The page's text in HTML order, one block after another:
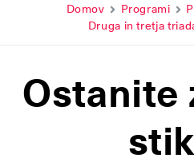
Domov Programi
Druga in tretja
Ostanite